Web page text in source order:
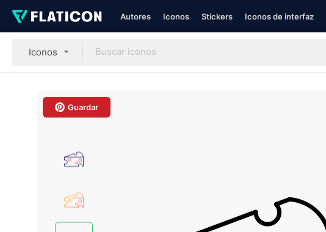
Autores Iconos Stickers Iconos de interfaz
Iconos
Guardar